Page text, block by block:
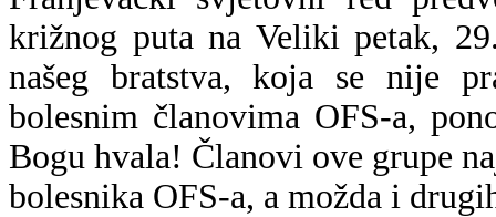
križnog puta na Veliki petak,
našeg bratstva, koja se nije
bolesnim članovima OFS-a,
Bogu hvala! Članovi ove grupe
bolesnika OFS-a, a možda i